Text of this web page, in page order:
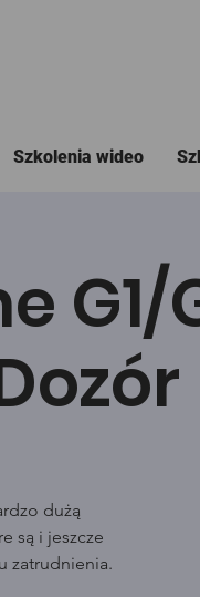
Szkolenia wideo
G1/
dużą
są i jeszcze
zatrudnienia.